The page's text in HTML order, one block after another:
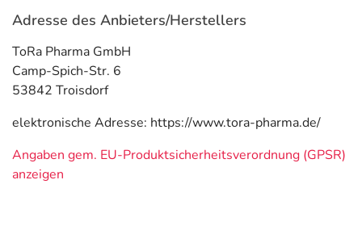
Adresse des Anbieters/Herstellers
ToRa Pharma GmbH
Camp-Spich-Str. 6
53842 Troisdorf
elektronische Adresse: https://www.tora-pharma.de/
Angaben gem. EU-Produktsicherheitsverordnung (GPSR)
anzeigen